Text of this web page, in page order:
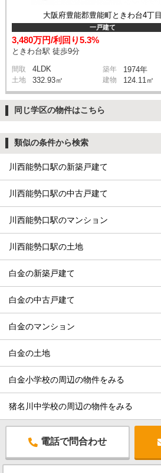
大阪府豊能郡豊能町ときわ台4丁目
一戸建て
3,480万円/利回り5.3%
ときわ台駅 徒歩9分
間取 4LDK 築年 1974年
土地 332.93㎡ 建物 124.11㎡
同じ学区の物件はこちら
類似の条件から検索
川西能勢口駅の新築戸建て
川西能勢口駅の中古戸建て
川西能勢口駅のマンション
川西能勢口駅の土地
白金の新築戸建て
白金の中古戸建て
白金のマンション
白金の土地
白金小学校の周辺の物件をみる
猪名川中学校の周辺の物件をみる
電話で問合わせ